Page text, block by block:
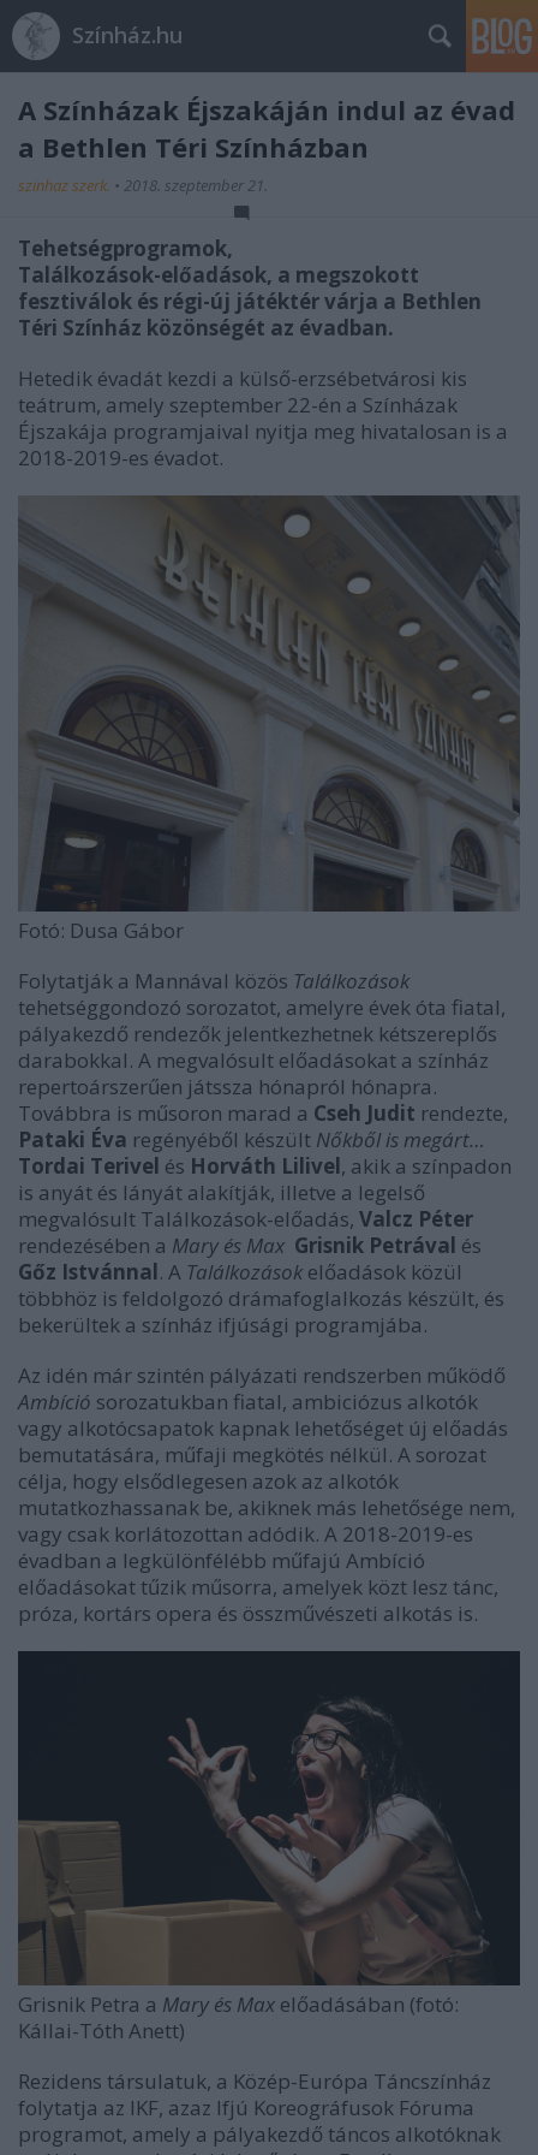
Színház.hu
A Színházak Éjszakáján indul az évad
a Bethlen Téri Színházban
szinhaz szerk. • 2018. szeptember 21.
Tehetségprogramok,
Találkozások-előadások, a megszokott
fesztiválok és régi-új játéktér várja a Bethlen
Téri Színház közönségét az évadban.
Hetedik évadát kezdi a külső-erzsébetvárosi kis
teátrum, amely szeptember 22-én a Színházak
Éjszakája programjaival nyitja meg hivatalosan is a
2018-2019-es évadot.
Fotó: Dusa Gábor
Folytatják a Mannával közös Találkozások
tehetséggondozó sorozatot, amelyre évek óta fiatal,
pályakezdő rendezők jelentkezhetnek kétszereplős
darabokkal. A megvalósult előadásokat a színház
repertoárszerűen játssza hónapról hónapra.
Továbbra is műsoron marad a Cseh Judit rendezte,
Pataki Éva regényéből készült Nőkből is megárt…
Tordai Terivel és Horváth Lilivel, akik a színpadon
is anyát és lányát alakítják, illetve a legelső
megvalósult Találkozások-előadás, Valcz Péter
rendezésében a Mary és Max Grisnik Petrával és
Gőz Istvánnal. A Találkozások előadások közül
többhöz is feldolgozó drámafoglalkozás készült, és
bekerültek a színház ifjúsági programjába.
Az idén már szintén pályázati rendszerben működő
Ambíció sorozatukban fiatal, ambiciózus alkotók
vagy alkotócsapatok kapnak lehetőséget új előadás
bemutatására, műfaji megkötés nélkül. A sorozat
célja, hogy elsődlegesen azok az alkotók
mutatkozhassanak be, akiknek más lehetősége nem,
vagy csak korlátozottan adódik. A 2018-2019-es
évadban a legkülönfélébb műfajú Ambíció
előadásokat tűzik műsorra, amelyek közt lesz tánc,
próza, kortárs opera és összművészeti alkotás is.
Grisnik Petra a Mary és Max előadásában (fotó:
Kállai-Tóth Anett)
Rezidens társulatuk, a Közép-Európa Táncszínház
folytatja az IKF, azaz Ifjú Koreográfusok Fóruma
programot, amely a pályakezdő táncos alkotóknak